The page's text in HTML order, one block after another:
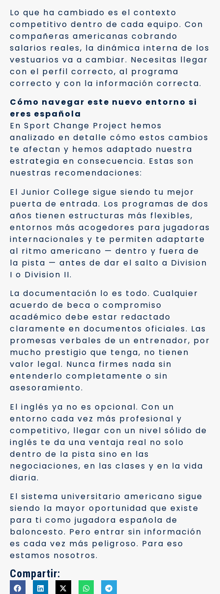
Lo que ha cambiado es el contexto
competitivo dentro de cada equipo. Con
compañeras americanas cobrando
salarios reales, la dinámica interna de los
vestuarios va a cambiar. Necesitas llegar
con el perfil correcto, al programa
correcto y con la información correcta.
Cómo navegar este nuevo entorno si
eres española
En Sport Change Project hemos
analizado en detalle cómo estos cambios
te afectan y hemos adaptado nuestra
estrategia en consecuencia. Estas son
nuestras recomendaciones:
El Junior College sigue siendo tu mejor
puerta de entrada. Los programas de dos
años tienen estructuras más flexibles,
entornos más acogedores para jugadoras
internacionales y te permiten adaptarte
al ritmo americano — dentro y fuera de
la pista — antes de dar el salto a Division
I o Division II.
La documentación lo es todo. Cualquier
acuerdo de beca o compromiso
académico debe estar redactado
claramente en documentos oficiales. Las
promesas verbales de un entrenador, por
mucho prestigio que tenga, no tienen
valor legal. Nunca firmes nada sin
entenderlo completamente o sin
asesoramiento.
El inglés ya no es opcional. Con un
entorno cada vez más profesional y
competitivo, llegar con un nivel sólido de
inglés te da una ventaja real no solo
dentro de la pista sino en las
negociaciones, en las clases y en la vida
diaria.
El sistema universitario americano sigue
siendo la mayor oportunidad que existe
para ti como jugadora española de
baloncesto. Pero entrar sin información
es cada vez más peligroso. Para eso
estamos nosotros.
Compartir: